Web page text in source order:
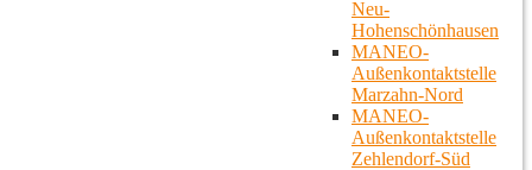
Neu-
Hohenschönhausen
MANEO-
Außenkontaktstelle
Marzahn-Nord
MANEO-
Außenkontaktstelle
Zehlendorf-Süd